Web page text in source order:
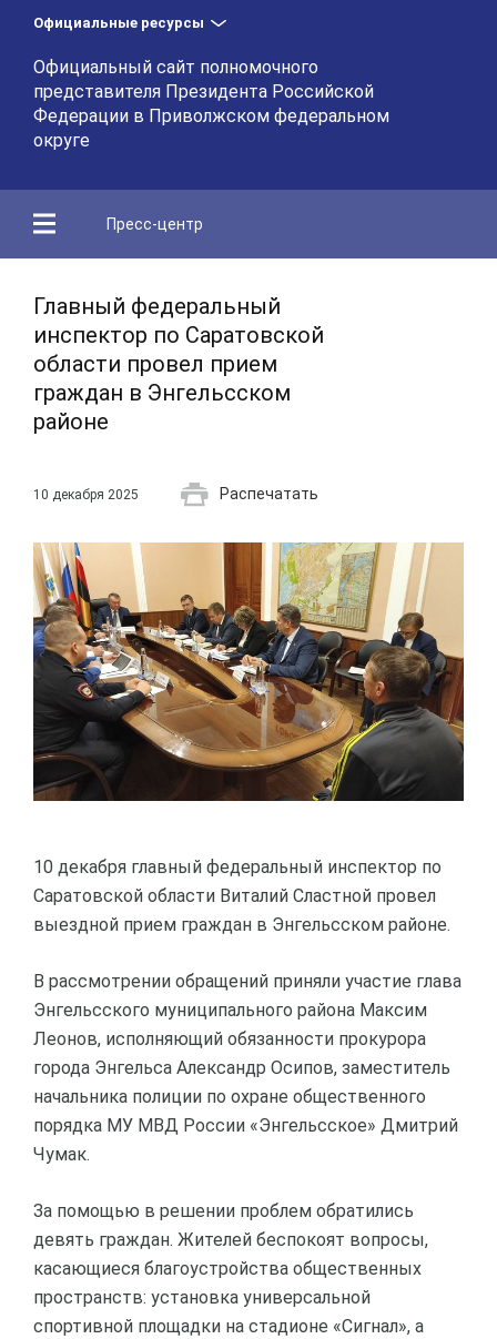
Официальные ресурсы
Официальный сайт полномочного
представителя Президента Российской
Федерации в Приволжском федеральном
округе
Пресс-центр
Главный федеральный
инспектор по Саратовской
области провел прием
граждан в Энгельсском
районе
10 декабря 2025 Распечатать
10 декабря главный федеральный инспектор по
Саратовской области Виталий Сластной провел
выездной прием граждан в Энгельсском районе.
В рассмотрении обращений приняли участие глава
Энгельсского муниципального района Максим
Леонов, исполняющий обязанности прокурора
города Энгельса Александр Осипов, заместитель
начальника полиции по охране общественного
порядка МУ МВД России «Энгельсское» Дмитрий
Чумак.
За помощью в решении проблем обратились
девять граждан. Жителей беспокоят вопросы,
касающиеся благоустройства общественных
пространств: установка универсальной
спортивной площадки на стадионе «Сигнал», а